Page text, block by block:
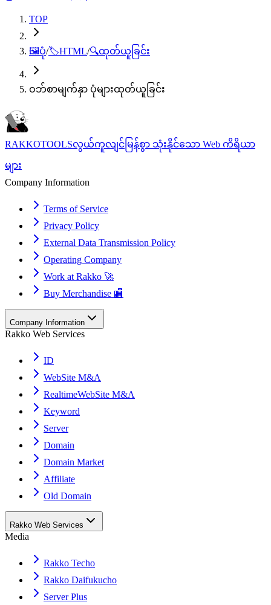
TOP
🖼️ပုံ/🏷️HTML/🔍ထုတ်ယူခြင်း
ဝဘ်စာမျက်နှာ ပုံများထုတ်ယူခြင်း
RAKKOTOOLSလွယ်ကူလျင်မြန်စွာ သုံးနိုင်သော Web ကိရိယာ
များ
Company Information
Terms of Service
Privacy Policy
External Data Transmission Policy
Operating Company
Work at Rakko 🚀
Buy Merchandise 🏬
Company Information
Rakko Web Services
ID
WebSite M&A
RealtimeWebSite M&A
Keyword
Server
Domain
Domain Market
Affiliate
Old Domain
Rakko Web Services
Media
Rakko Techo
Rakko Daifukucho
Server Plus